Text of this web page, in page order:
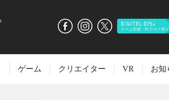
ゲーム クリエイター VR お知